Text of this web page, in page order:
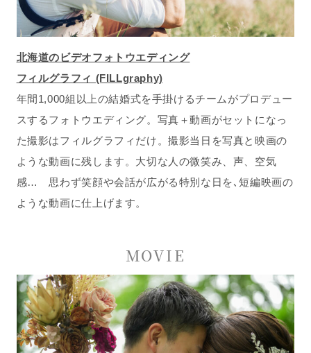
北海道のビデオフォトウエディング
フィルグラフィ (FILLgraphy)
年間1,000組以上の結婚式を手掛けるチームがプロデュー
スするフォトウエディング。写真＋動画がセットになっ
た撮影はフィルグラフィだけ。撮影当日を写真と映画の
ような動画に残します。大切な人の微笑み、声、空気
感… 思わず笑顔や会話が広がる特別な日を､短編映画の
ような動画に仕上げます。
MOVIE